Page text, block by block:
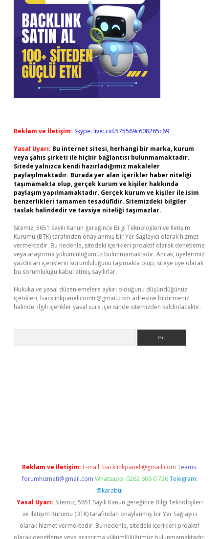
Reklam ve İletişim: Skype: live:.cid.575569c608265c69
Yasal Uyarı: Bu internet sitesi, herhangi bir marka, kurum
veya şahıs şirketi ile hiçbir bağlantısı bulunmamaktadır.
Sitede yalnızca kendi hazırladığımız makaleler
paylaşılmaktadır. Burada yer alan içerikler haber niteliği
taşımamakta olup, gerçek kurum ve kişiler hakkında
paylaşım yapılmamaktadır. Gerçek kurum ve kişiler ile isim
benzerlikleri tamamen tesadüfidir. Sitemizdeki bilgiler
taslak halindedir ve tavsiye niteliği taşımazlar.
Sitemiz, 5651 Sayılı Kanun gereğince Bilgi Teknolojileri ve İletişim
Kurumu (BTK) tarafından onaylanmış bir Yer Sağlayıcı olarak hizmet
vermektedir. Bu nedenle, sitedeki içerikleri proaktif olarak denetleme
veya araştırma yükümlülüğümüz bulunmamaktadır. Ancak, üyelerimiz
yazdıkları içeriklerin sorumluluğunu taşımakta olup, siteye üye olarak
bu sorumluluğu kabul etmiş sayılırlar.
Hukuka ve yasal düzenlemelere aykırı olduğunu düşündüğünüz
içerikleri, backlinkpanelicomtr@gmail.com adresine bildirmeniz
halinde, ilgili içerikler yasal süre içerisinde sitemizden kaldırılacaktır.
Reklam ve İletişim: E-mail: backlinkpaneli@gmail.com Teams:
forumhizmeti@gmail.com Whatsapp: 0262 606 0 726 Telegram:
@karabul
Yasal Uyarı: Sitemiz, 5651 Sayılı Kanun gereğince Bilgi Teknolojileri
ve İletişim Kurumu (BTK) tarafından onaylanmış bir Yer Sağlayıcı
olarak hizmet vermektedir. Bu nedenle, sitedeki içerikleri proaktif
olarak denetleme veya araştırma yükümlülüğümüz bulunmamaktadır.